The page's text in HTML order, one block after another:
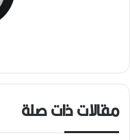
مقالات ذات صلة